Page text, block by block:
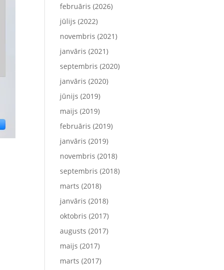
februāris (2026)
jūlijs (2022)
novembris (2021)
janvāris (2021)
septembris (2020)
janvāris (2020)
jūnijs (2019)
maijs (2019)
februāris (2019)
janvāris (2019)
novembris (2018)
septembris (2018)
marts (2018)
janvāris (2018)
oktobris (2017)
augusts (2017)
maijs (2017)
marts (2017)